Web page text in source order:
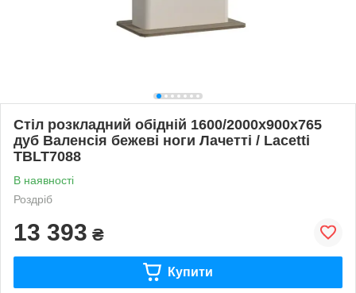
Стіл розкладний обідній 1600/2000x900x765
дуб Валенсія бежеві ноги Лачетті / Lacetti
TBLT7088
В наявності
Роздріб
13 393 ₴
Купити